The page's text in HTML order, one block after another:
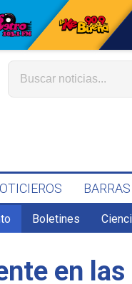
Boletines
en